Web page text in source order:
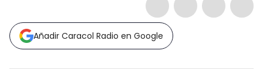
Añadir Caracol Radio en Google